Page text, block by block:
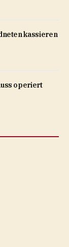
kassieren
operiert